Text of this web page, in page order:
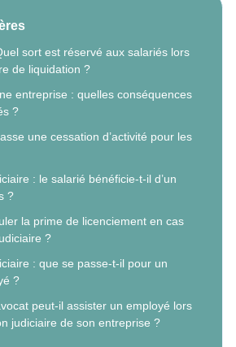
sort est réservé aux salariés lors
de liquidation ?
entreprise : quelles conséquences
?
une cessation d’activité pour les
: le salarié bénéficie-t-il d’un
?
la prime de licenciement en cas
?
: que se passe-t-il pour un
?
peut-il assister un employé lors
judiciaire de son entreprise ?